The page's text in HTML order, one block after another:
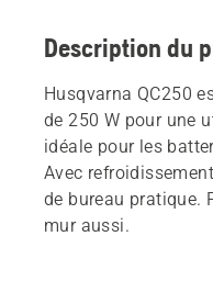
Description du
Husqvarna QC250
de 250 W pour une
idéale pour les
Avec
de bureau pratique.
mur aussi.